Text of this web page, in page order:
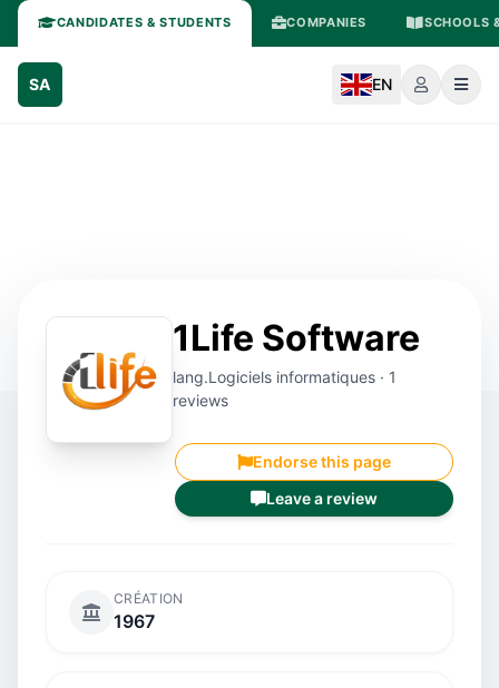
CANDIDATES & STUDENTS COMPANIES SCHOOLS
SA EN
1Life Software
lang.Logiciels informatiques · 1
reviews
Endorse this page
Leave a review
CRÉATION
1967